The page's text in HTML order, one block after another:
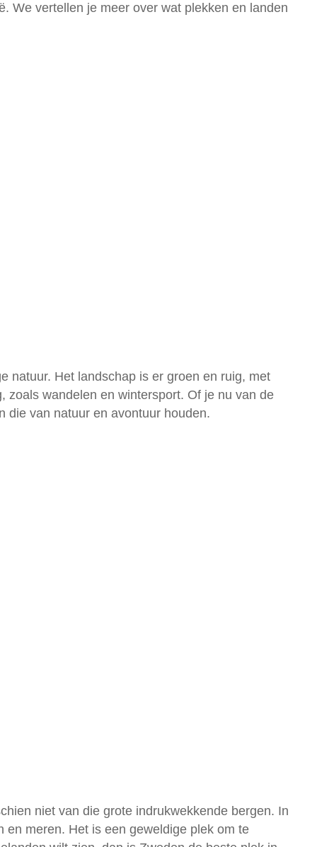
We vertellen je meer over wat plekken en landen
natuur. Het landschap is er groen en ruig, met
zoals wandelen en wintersport. Of je nu van de
die van natuur en avontuur houden.
niet van die grote indrukwekkende bergen. In
en meren. Het is een geweldige plek om te